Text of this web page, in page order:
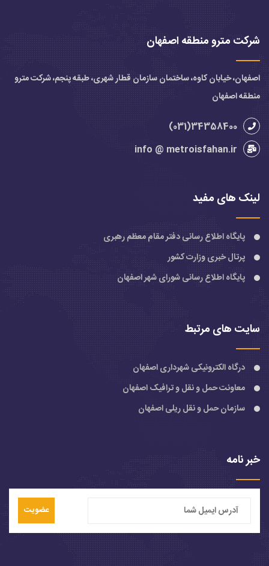
شرکت مترو منطقه اصفهان
اصفهان، خیابان کاوه، ساختمان سازمان قطار شهری، طبقه پنجم، شرکت مترو
منطقه اصفهان
34358400(031)
info @ metroisfahan.ir
لینک های مفید
پایگاه اطلاع رسانی دفتر مقام معظم رهبری
پرتال خبری وزارت کشور
پایگاه اطلاع رسانی شورای شهر اصفهان
سایت های مرتبط
درگاه الکترونیکی شهرداری اصفهان
معاونت حمل و نقل و ترافیک اصفهان
سازمان حمل و نقل ریلی اصفهان
خبر نامه
عضویت